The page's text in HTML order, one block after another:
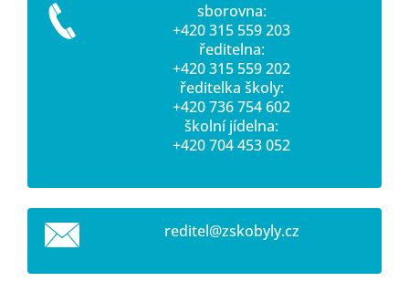
sborovna:
+420 315 559 203
ředitelna:
+420 315 559 202
ředitelka školy:
+420 736 754 602
školní jídelna:
+420 704 453 052
reditel@zskobyly.cz